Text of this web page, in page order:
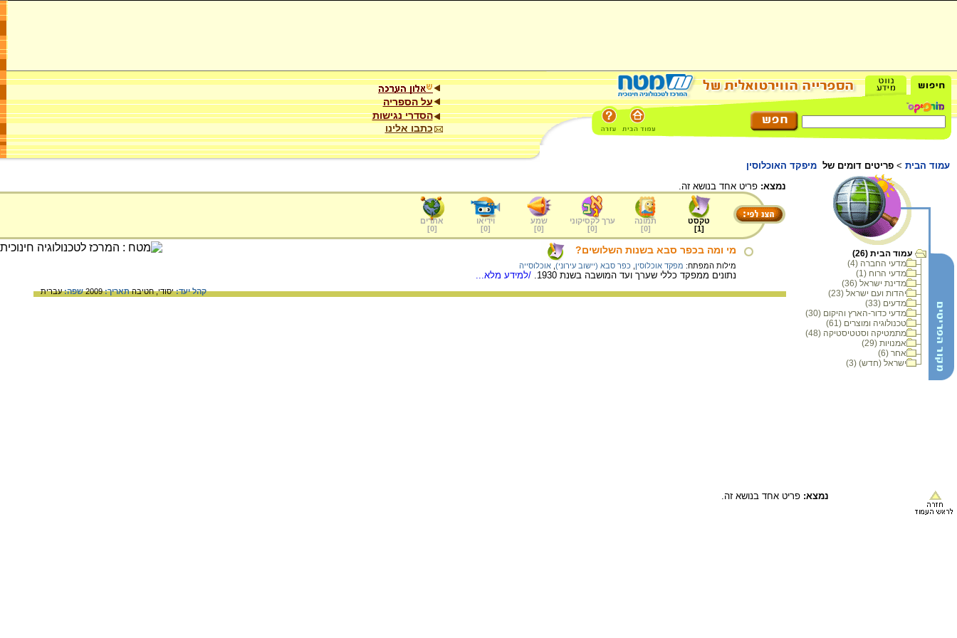
על הספריה
הסדרי נגישות
כתבו אלינו
עמוד הבית > פריטים דומים של מיפקד האוכלוסין
עמוד הבית (26)
מדעי החברה (4)
מדעי הרוח (1)
מדינת ישראל (36)
יהדות ועם ישראל (23)
מדעים (33)
מדעי כדור-הארץ והיקום (30)
טכנולוגיה ומוצרים (61)
מתמטיקה וסטטיסטיקה (48)
אמנויות (29)
אחר (6)
ישראל (חדש) (3)
נמצא: פריט אחד בנושא זה.
טקסט
[
1
]
תמונה
[
0
]
ערך לקסיקוני
[
0
]
שמע
[
0
]
וידיאו
[
0
]
אתרים
[
0
]
מי ומה בכפר סבא בשנות השלושים?
מילות המפתח: מפקד אוכלוסין כפר סבא (יישוב עירוני) אוכלוסייה
נתונים ממפקד כללי שערך ועד המושבה בשנת 1930. /למידע מלא...
קהל יעד:יסודי,חטיבהתאריך:2009 שפה:עברית
נמצא: פריט אחד בנושא זה.